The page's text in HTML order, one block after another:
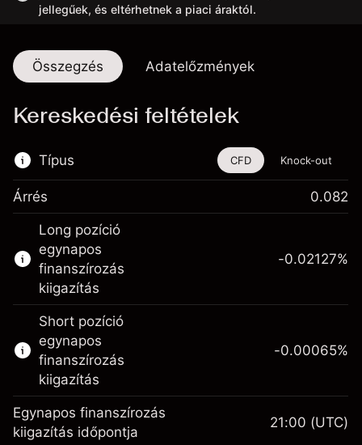
jellegűek, és eltérhetnek a piaci áraktól.
Összegzés Adatelőzmények
Kereskedési feltételek
Típus
Ez a pénzügyi eszköz CFD-ken és Knock-
outokon keresztül is kereskedhető.
Bővebb információk:
CFD-k
Knock-outok
CFD Knock-out
Árrés 0.082
Long pozíció
egynapos
finanszírozás
kiigazítás
Fedezet. A befektetése
£1,000.00
-0.02127%
Short pozíció
egynapos
finanszírozás
kiigazítás
-0.00065%
Egynapos finanszírozás
kiigazítás időpontja
21:00 (UTC)